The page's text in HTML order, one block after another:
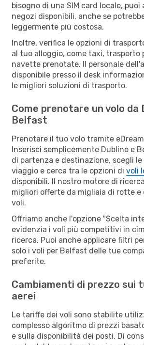
bisogno di una SIM card locale,
negozi disponibili, anche se
leggermente più costosa.
Inoltre, verifica le opzioni di
al tuo alloggio, come taxi, trasporto
navette prenotate. Il personale
disponibile presso il desk
le migliori soluzioni di trasporto.
Come prenotare un volo da
Belfast
Prenotare il tuo volo tramite
Inserisci semplicemente Dublino e
di partenza e destinazione, scegli
viaggio e cerca tra le opzioni di voli
disponibili. Il nostro motore di
migliori offerte da migliaia di rotte e
voli.
Offriamo anche l'opzione "Scelta
evidenzia i voli più competitivi in
ricerca. Puoi anche applicare filtri
solo i voli per Belfast delle tue
preferite.
Cambiamenti di prezzo sui
aerei
Le tariffe dei voli sono stabilite
complesso algoritmo di prezzi
e sulla disponibilità dei posti. Di